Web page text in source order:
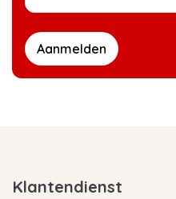
Aanmelden
Klantendienst